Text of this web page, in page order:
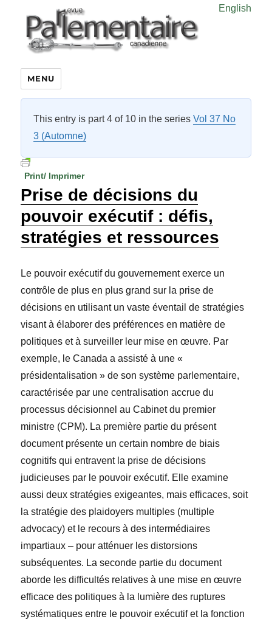
English
MENU
This entry is part 4 of 10 in the seriesVol 37 No
3 (Automne)
Print/ Imprimer
Prise de décisions du
pouvoir exécutif : défis,
stratégies et ressources
Le pouvoir exécutif du gouvernement exerce un
contrôle de plus en plus grand sur la prise de
décisions en utilisant un vaste éventail de stratégies
visant à élaborer des préférences en matière de
politiques et à surveiller leur mise en œuvre. Par
exemple, le Canada a assisté à une «
présidentalisation » de son système parlementaire,
caractérisée par une centralisation accrue du
processus décisionnel au Cabinet du premier
ministre (CPM). La première partie du présent
document présente un certain nombre de biais
cognitifs qui entravent la prise de décisions
judicieuses par le pouvoir exécutif. Elle examine
aussi deux stratégies exigeantes, mais efficaces, soit
la stratégie des plaidoyers multiples (multiple
advocacy) et le recours à des intermédiaires
impartiaux – pour atténuer les distorsions
subséquentes. La seconde partie du document
aborde les difficultés relatives à une mise en œuvre
efficace des politiques à la lumière des ruptures
systématiques entre le pouvoir exécutif et la fonction